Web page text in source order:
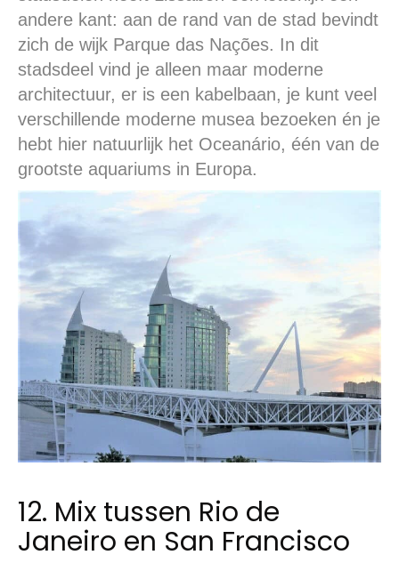
andere kant: aan de rand van de stad bevindt
zich de wijk Parque das Nações. In dit
stadsdeel vind je alleen maar moderne
architectuur, er is een kabelbaan, je kunt veel
verschillende moderne musea bezoeken én je
hebt hier natuurlijk het Oceanário, één van de
grootste aquariums in Europa.
12. Mix tussen Rio de
Janeiro en San Francisco